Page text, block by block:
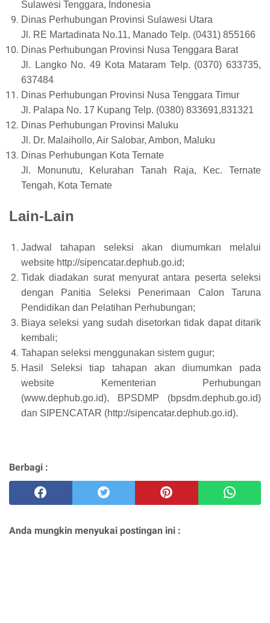
Sulawesi Tenggara, Indonesia
Dinas Perhubungan Provinsi Sulawesi Utara
Jl. RE Martadinata No.11, Manado Telp. (0431) 855166
Dinas Perhubungan Provinsi Nusa Tenggara Barat
Jl. Langko No. 49 Kota Mataram Telp. (0370) 633735,
637484
Dinas Perhubungan Provinsi Nusa Tenggara Timur
Jl. Palapa No. 17 Kupang Telp. (0380) 833691,831321
Dinas Perhubungan Provinsi Maluku
Jl. Dr. Malaihollo, Air Salobar, Ambon, Maluku
Dinas Perhubungan Kota Ternate
Jl. Monunutu, Kelurahan Tanah Raja, Kec. Ternate
Tengah, Kota Ternate
Lain-Lain
Jadwal tahapan seleksi akan diumumkan melalui
website http://sipencatar.dephub.go.id;
Tidak diadakan surat menyurat antara peserta seleksi
dengan Panitia Seleksi Penerimaan Calon Taruna
Pendidikan dan Pelatihan Perhubungan;
Biaya seleksi yang sudah disetorkan tidak dapat ditarik
kembali;
Tahapan seleksi menggunakan sistem gugur;
Hasil Seleksi tiap tahapan akan diumumkan pada
website Kementerian Perhubungan
(www.dephub.go.id), BPSDMP (bpsdm.dephub.go.id)
dan SIPENCATAR (http://sipencatar.dephub.go.id).
Berbagi :
Anda mungkin menyukai postingan ini :